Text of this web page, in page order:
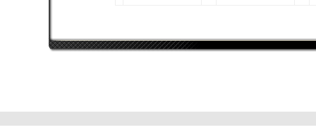
1080 SC Gaming ACX
3.0
570 + nVidia Geforce